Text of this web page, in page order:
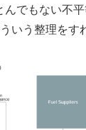
んでもない不
いう整理をす